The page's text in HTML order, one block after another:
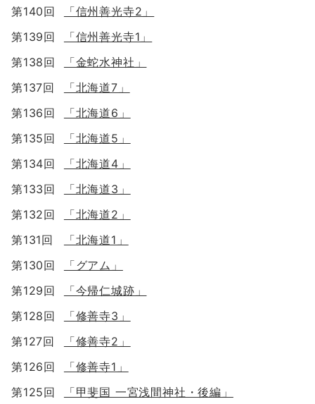
第140回
「信州善光寺2」
第139回
「信州善光寺1」
第138回
「金蛇水神社」
第137回
「北海道7」
第136回
「北海道6」
第135回
「北海道5」
第134回
「北海道4」
第133回
「北海道3」
第132回
「北海道2」
第131回
「北海道1」
第130回
「グアム」
第129回
「今帰仁城跡」
第128回
「修善寺3」
第127回
「修善寺2」
第126回
「修善寺1」
第125回
「甲斐国 一宮浅間神社・後編」